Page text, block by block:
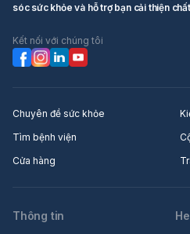
sóc sức khỏe và hỗ trợ bạn cải thiện
Kết nối với chúng tôi
Chuyên đề sức khỏe
Tìm bệnh viện
Cửa hàng
Thông tin